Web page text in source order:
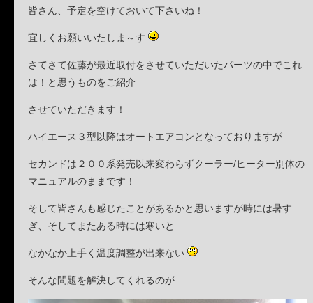
皆さん、予定を空けておいて下さいね！
宜しくお願いいたしま～す
さてさて佐藤が最近取付をさせていただいたパーツの中でこれ
は！と思うものをご紹介
させていただきます！
ハイエース３型以降はオートエアコンとなっておりますが
セカンドは２００系発売以来変わらずクーラー/ヒーター別体の
マニュアルのままです！
そして皆さんも感じたことがあるかと思いますが時には暑す
ぎ、そしてまたある時には寒いと
なかなか上手く温度調整が出来ない
そんな問題を解決してくれるのが